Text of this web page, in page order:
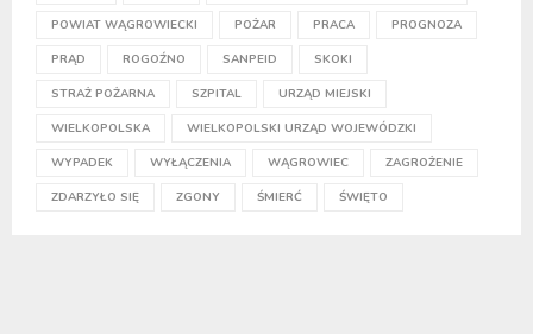
POWIAT WĄGROWIECKI POŻAR PRACA PROGNOZA
PRĄD ROGOŹNO SANPEID SKOKI
STRAŻ POŻARNA SZPITAL URZĄD MIEJSKI
WIELKOPOLSKA WIELKOPOLSKI URZĄD WOJEWÓDZKI
WYPADEK WYŁĄCZENIA WĄGROWIEC ZAGROŻENIE
ZDARZYŁO SIĘ ZGONY ŚMIERĆ ŚWIĘTO